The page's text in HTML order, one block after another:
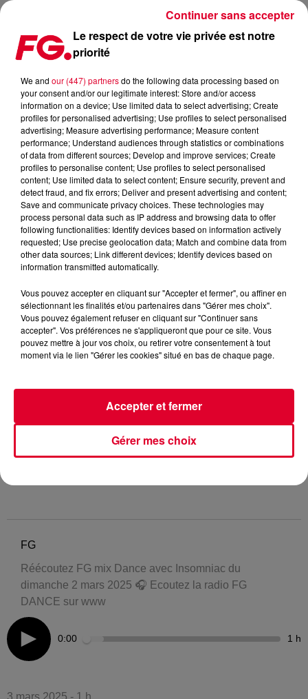
FG MIX DANCE : INSOMNIAC
FG
Réécoutez FG mix Dance avec Insomniac du
dimanche 2 mars 2025 🎧 Ecoutez la radio FG
DANCE sur www
0:00 1 h
3 mars 2025 - 1 h
Le respect de votre vie privée est notre
priorité
We and our (447) partnersdo the following data processing based on
your consent and/or our legitimate interest: Store and/or access
information on a device; Use limited data to select advertising; Create
profiles for personalised advertising; Use profiles to select personalised
advertising; Measure advertising performance; Measure content
performance; Understand audiences through statistics or combinations
of data from different sources; Develop and improve services; Create
profiles to personalise content; Use profiles to select personalised
content; Use limited data to select content; Ensure security, prevent and
detect fraud, and fix errors; Deliver and present advertising and content;
Save and communicate privacy choices. These technologies may
process personal data such as IP address and browsing data to offer
following functionalities: Identify devices based on information actively
requested; Use precise geolocation data; Match and combine data from
other data sources; Link different devices; Identify devices based on
information transmitted automatically.
Vous pouvez accepter en cliquant sur "Accepter et fermer", ou affiner en
sélectionnant les finalités et/ou partenaires dans "Gérer mes choix".
Vous pouvez également refuser en cliquant sur "Continuer sans
accepter". Vos préférences ne s'appliqueront que pour ce site. Vous
pouvez mettre à jour vos choix, ou retirer votre consentement à tout
moment via le lien "Gérer les cookies" situé en bas de chaque page.
Gérer mes choix
Accepter et fermer
Continuer sans accepter